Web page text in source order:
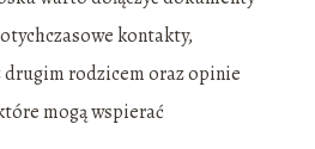
kontakty,
drugim rodzicem oraz opinie
mogą wspierać